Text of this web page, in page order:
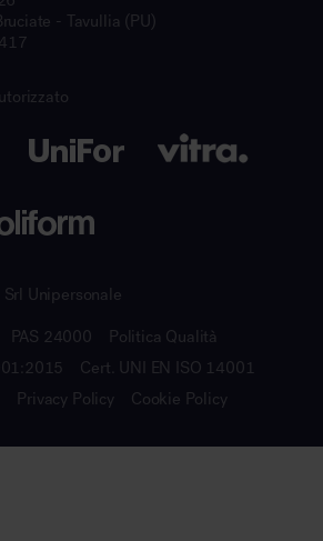
- Tavullia (PU)
Unipersonale
PAS 24000
Politica Qualità
Cert. UNI EN ISO 14001
Privacy Policy Cookie Policy